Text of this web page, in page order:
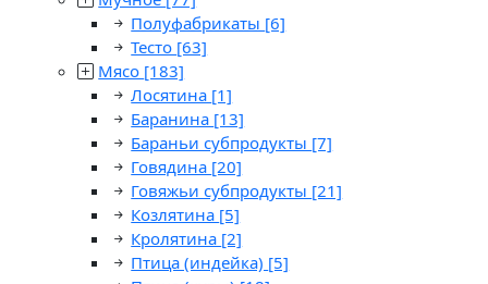
Полуфабрикаты [6]
Тесто [63]
Мясо [183]
Лосятина [1]
Баранина [13]
Бараньи субпродукты [7]
Говядина [20]
Говяжьи субпродукты [21]
Козлятина [5]
Кролятина [2]
Птица (индейка) [5]